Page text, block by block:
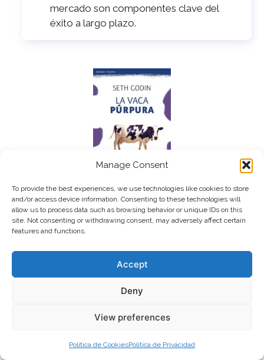
Manage Consent
To provide the best experiences, we use technologies like cookies to store
and/or access device information. Consenting to these technologies will
allow us to process data such as browsing behavior or unique IDs on this
site. Not consenting or withdrawing consent, may adversely affect certain
features and functions.
Accept
Deny
View preferences
Política de CookiesPolítica de Privacidad
mercado son componentes clave del
éxito a largo plazo.
La Vaca Púrpura
(Resumen)